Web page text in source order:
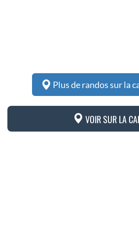
Plus de randos sur la
VOIR SUR LA